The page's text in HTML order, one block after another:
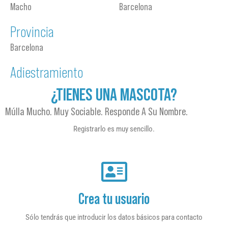
Macho Barcelona
Provincia
Barcelona
Adiestramiento
¿TIENES UNA MASCOTA?
Múlla Mucho. Muy Sociable. Responde A Su Nombre.
Registrarlo es muy sencillo.
Crea tu usuario
Sólo tendrás que introducir los datos básicos para contacto